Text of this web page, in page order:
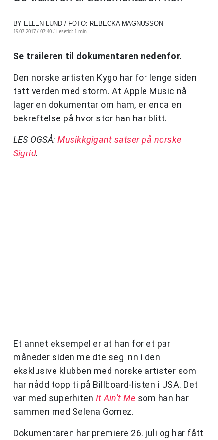
BY ELLEN LUND / FOTO: REBECKA MAGNUSSON
19.07.2017 / 07:40 / Lesetid: 1 min
Se traileren til dokumentaren nedenfor.
Den norske artisten Kygo har for lenge siden
tatt verden med storm. At Apple Music nå
lager en dokumentar om ham, er enda en
bekreftelse på hvor stor han har blitt.
LES OGSÅ: Musikkgigant satser på norske
Sigrid.
Et annet eksempel er at han for et par
måneder siden meldte seg inn i den
eksklusive klubben med norske artister som
har nådd topp ti på Billboard-listen i USA. Det
var med superhiten It Ain't Me som han har
sammen med Selena Gomez.
Dokumentaren har premiere 26. juli og har fått